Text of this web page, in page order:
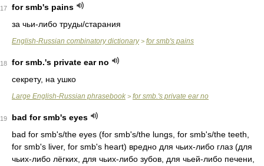
17
for smb's pains
за чьи-либо труды/старания
English-Russian combinatory dictionary> for smb's pains
18
for smb.'s private ear no
секрету, на ушко
Large English-Russian phrasebook > for smb.'s private ear no
19
bad for smb's eyes
bad for smb's/the eyes (for smb's/the lungs, for smb's/the teeth,
for smb's liver, for smb's heart) вредно для чьих-либо глаз (для
чьих-либо лёгких, для чьих-либо зубов, для чьей-либо печени,